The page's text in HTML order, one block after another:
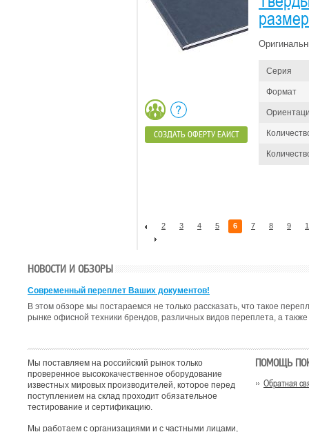
Серия
Формат
СОЗДАТЬ ОФЕРТУ ЕАИСТ
2 3 4 5 6 7 8 9
НОВОСТИ И ОБЗОРЫ
Современный переплет Ваших документов!
В этом обзоре мы постараемся не только рассказать, что такое
рынке офисной техники брендов, различных видов переплета, а
Мы поставляем на российский рынок только
проверенное высококачественное оборудование
известных мировых производителей, которое перед
поступлением на склад проходит обязательное
тестирование и сертификацию.
Мы работаем с организациями и с частными лицами,
ПОМОЩЬ
Обратная